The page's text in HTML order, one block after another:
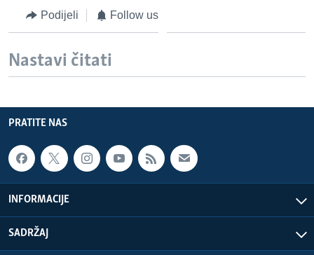
Learning English
PRATITE NAS
Jezici
Podijeli Follow us
Nastavi čitati
PRATITE NAS
INFORMACIJE
SADRŽAJ